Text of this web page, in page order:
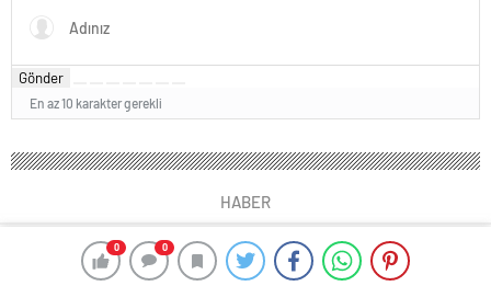
0 0
Gönder
En az 10 karakter gerekli
HABER